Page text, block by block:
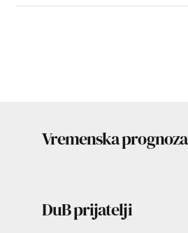
Vremenska prognoza
DuB prijatelji